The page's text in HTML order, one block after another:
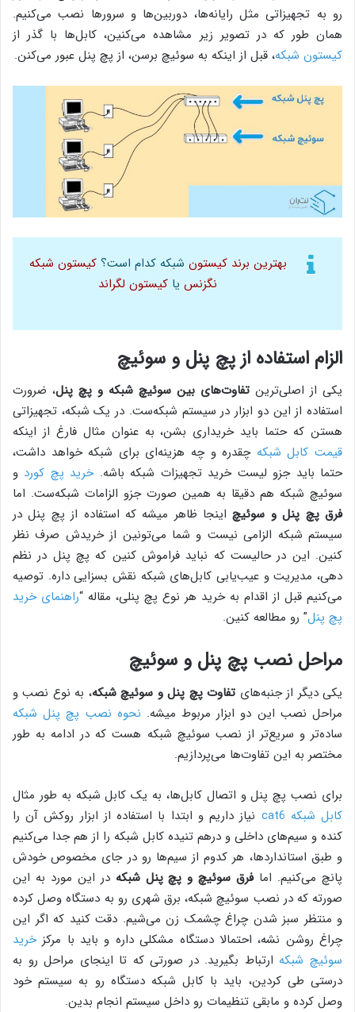
رو به تجهیزاتی مثل رایانه‌ها، دوربین‌ها و سرورها نصب می‌کنیم.
همان طور که در تصویر زیر مشاهده می‌کنین، کابل‌ها با گذر از
کیستون شبکه، قبل از اینکه به سوئیچ برسن، از پچ پنل عبور می‌کنن.
بهترین برند کیستون شبکه کدام است؟کیستون شبکه
نگزنس یا کیستون لگراند
الزام استفاده از پچ پنل و سوئیچ
یکی از اصلی‌ترین تفاوت‌های بین سوئیچ شبکه و پچ پنل، ضرورت
استفاده از این دو ابزار در سیستم شبکه‌ست. در یک شبکه، تجهیزاتی
هستن که حتما باید خریداری بشن، به عنوان مثال فارغ از اینکه
قیمت کابل شبکه چقدره و چه هزینه‌ای برای شبکه خواهد داشت،
حتما باید جزو لیست خرید تجهیزات شبکه باشه.خرید پچ کورد و
سوئیچ شبکه هم دقیقا به همین صورت جزو الزامات شبکه‌ست. اما
فرق پچ پنل و سوئیچاینجا ظاهر میشه که استفاده از پچ پنل در
سیستم شبکه الزامی نیست و شما می‌تونین از خریدش صرف نظر
کنین. این در حالیست که نباید فراموش کنین که پچ پنل در نظم
دهی، مدیریت و عیب‌یابی کابل‌های شبکه نقش بسزایی داره. توصیه
می‌کنیم قبل از اقدام به خرید هر نوع پچ پنلی، مقاله “راهنمای خرید
پچ پنل” رو مطالعه کنین.
مراحل نصب پچ پنل و سوئیچ
یکی دیگر از جنبه‌های تفاوت پچ پنل و سوئیچ شبکه، به نوع نصب و
مراحل نصب این دو ابزار مربوط میشه. نحوه نصب پچ پنل شبکه
ساده‌تر و سریع‌تر از نصب سوئیچ شبکه هست که در ادامه به طور
مختصر به این تفاوت‌ها می‌پردازیم.
برای نصب پچ پنل و اتصال کابل‌ها، به یک کابل شبکه به طور مثال
کابل شبکه cat6
نیاز داریم و ابتدا با استفاده از ابزار روکش آن را
کنده و سیم‌های داخلی و درهم تنیده کابل شبکه را از هم جدا می‌کنیم
و طبق استانداردها، هر کدوم از سیم‌ها رو در جای مخصوص خودش
پانچ می‌کنیم. امافرق سوئیچ و پچ پنل شبکه در این مورد به این
صورته که در نصب سوئیچ شبکه، برق شهری رو به دستگاه وصل کرده
و منتظر سبز شدن چراغ چشمک زن می‌شیم. دقت کنید که اگر این
چراغ روشن نشه، احتمالا دستگاه مشکلی داره و باید با مرکزخرید
سوئیچ شبکه ارتباط بگیرید. در صورتی که تا اینجای مراحل رو به
درستی طی کردین، باید با کابل شبکه دستگاه رو به سیستم خود
وصل کرده و مابقی تنظیمات رو داخل سیستم انجام بدین.